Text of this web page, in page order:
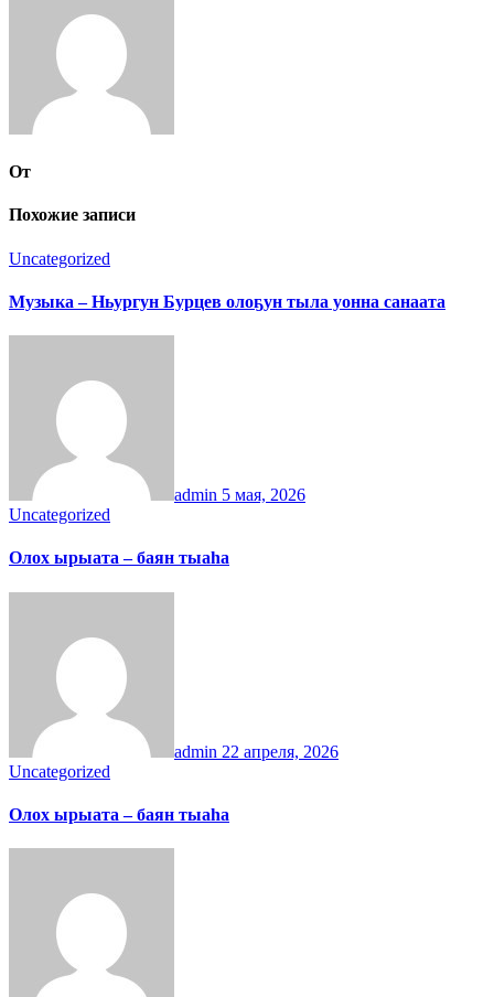
От
Похожие записи
Uncategorized
Музыка – Ньургун Бурцев олоҕун тыла уонна санаата
admin 5 мая, 2026
Uncategorized
Олох ырыата – баян тыаһа
admin 22 апреля, 2026
Uncategorized
Олох ырыата – баян тыаһа